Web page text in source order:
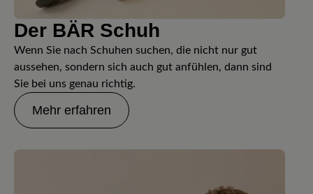
Der BÄR Schuh
Wenn Sie nach Schuhen suchen, die nicht nur gut
aussehen, sondern sich auch gut anfühlen, dann sind
Sie bei uns genau richtig.
Mehr erfahren